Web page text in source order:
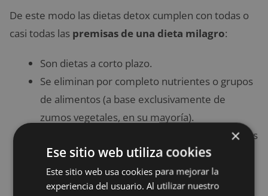
De este modo las dietas detox cumplen con todas o
casi todas las premisas de una dieta milagro:
Son dietas a corto plazo.
Se eliminan por completo nutrientes o grupos
de alimentos (a base exclusivamente de
zumos vegetales, en su mayoría).
Prometen una pérdida de peso rápida, muchas
veces teniendo que comprar un suplemento
concreto (batidos, pastillas…).
×
Ese sitio web utiliza cookies
Este sitio web usa cookies para mejorar la
experiencia del usuario. Al utilizar nuestro